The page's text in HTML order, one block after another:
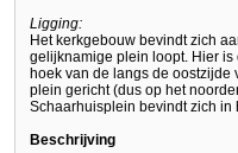
Ligging:
Het kerkgebouw bevindt zich
gelijknamige plein loopt. Hier is
hoek van de langs de oostzijde
plein gericht (dus op het
Schaarhuisplein bevindt zich
Beschrijving